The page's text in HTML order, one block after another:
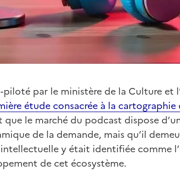
piloté par le ministère de la Culture et
étude consacrée à la
que le marché du podcast dispose
de la demande, mais qu’il
y était identifiée comme
de cet écosystème.